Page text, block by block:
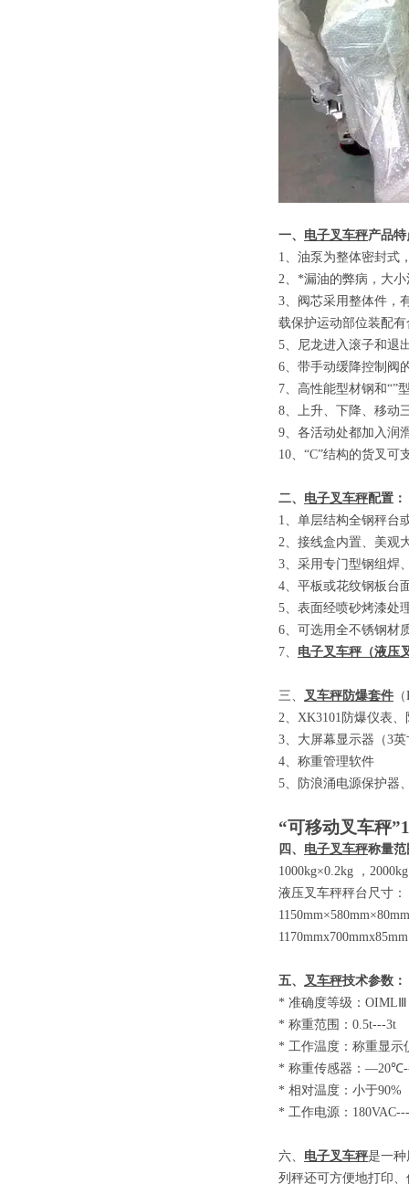
一、 电子叉车秤产品特
1、 油泵为整体密封式
2、 *漏油的弊病，大
3、 阀芯采用整体件，
载保护运动部位装配
5、 尼龙进入滚子和退
6、 带手动缓降控制阀
7、 高性能型材钢和“”
8、 上升、下降、移动
9、 各活动处都加入润
10、 “C”结构的货叉可
二、 电子叉车秤配置：
1、单层结构全钢秤台
2、接线盒内置、美观
3、采用专门型钢组焊
4、平板或花纹钢板台
5、表面经喷砂烤漆处
6、可选用全不锈钢材
7、 电子叉车秤 （液压
三、 叉车秤防爆套件
2、 XK3101 防爆仪表
3、大屏幕显示器 （3英
4、称重管理软件
5、防浪涌电源保护器
“可移动叉车秤”1
四、 电子叉车秤称量范
1000kg×0.2kg
，
液压叉车秤秤台尺寸：
1150mm×580mm×80mm
1170mmx700mmx85mm
五、 叉车秤技术参数 ：
* 准确度等级：
* 称重范围：
* 工作温度：称重显示
* 称重传感器：
* 相对温度：小于
* 工作电源：
六、 电子叉车秤是一
列秤还可方便地打印